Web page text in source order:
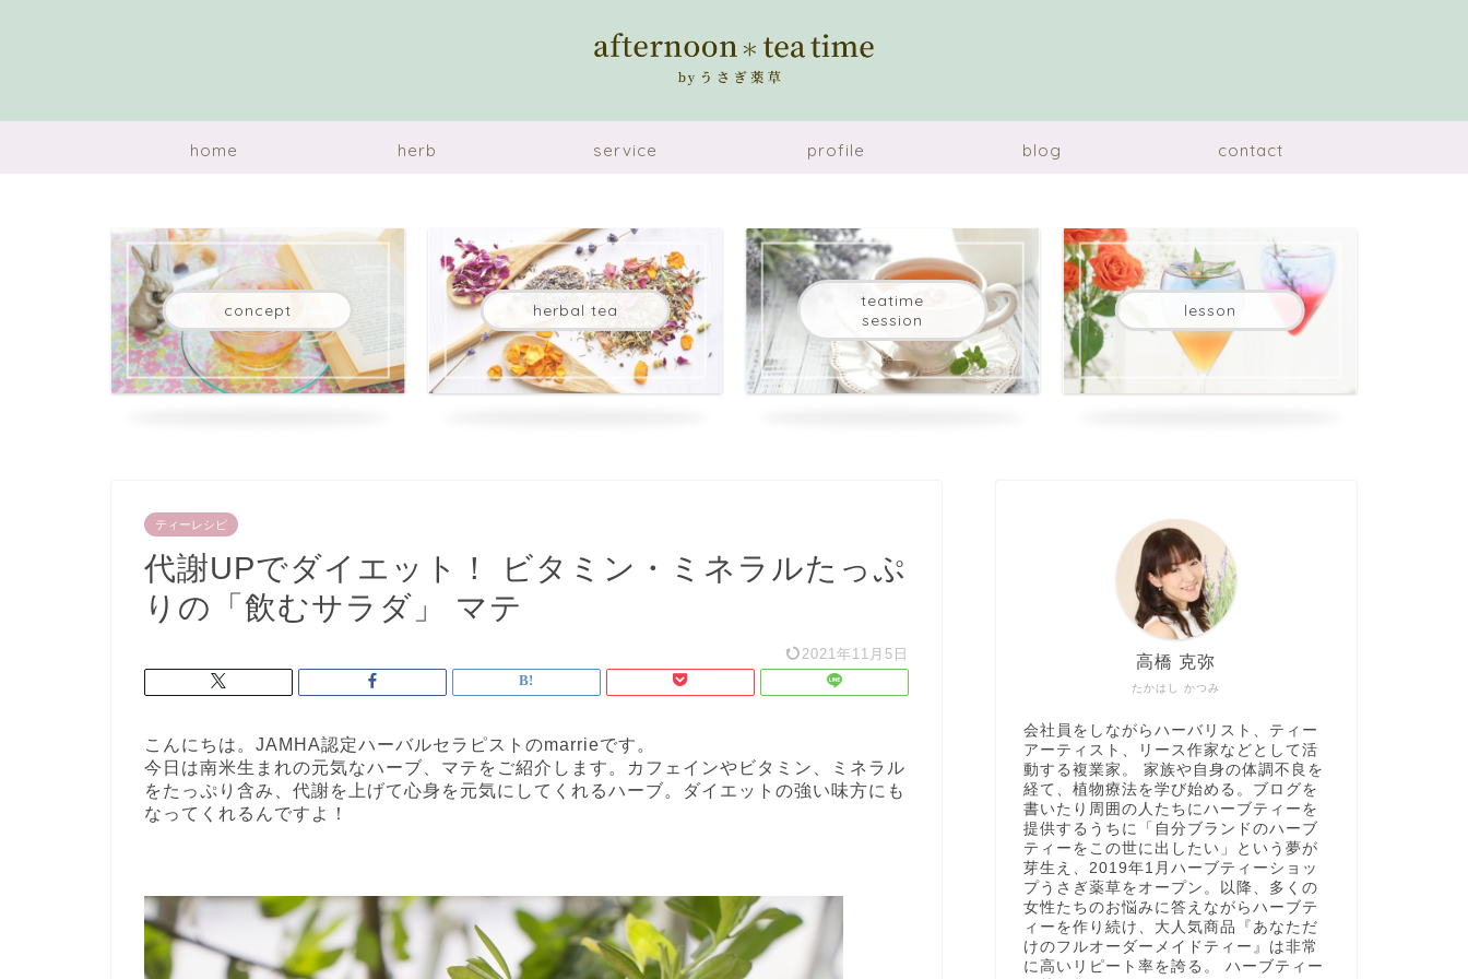
home herb service profile blog contact
concept herbal tea
teatime
session
lesson
ティーレシピ
代謝UPでダイエット！ ビタミン・ミネラルたっぷ
りの「飲むサラダ」 マテ
2021年11月5日
こんにちは。JAMHA認定ハーバルセラピストのmarrieです。
今日は南米生まれの元気なハーブ、マテをご紹介します。カフェインやビタミン、ミネラル
をたっぷり含み、代謝を上げて心身を元気にしてくれるハーブ。ダイエットの強い味方にも
なってくれるんですよ！
たかはし かつみ
高橋 克弥
会社員をしながらハーバリスト、ティー
アーティスト、リース作家などとして活
動する複業家。 家族や自身の体調不良を
経て、植物療法を学び始める。ブログを
書いたり周囲の人たちにハーブティーを
提供するうちに「自分ブランドのハーブ
ティーをこの世に出したい」という夢が
芽生え、2019年1月ハーブティーショッ
プうさぎ薬草をオープン。以降、多くの
女性たちのお悩みに答えながらハーブテ
ィーを作り続け、大人気商品『あなただ
けのフルオーダーメイドティー』は非常
に高いリピート率を誇る。 ハーブティー